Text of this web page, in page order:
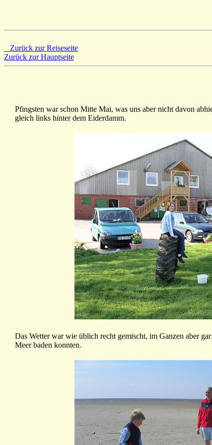
Zurück zur Reiseseite
Zurück zur Hauptseite
Pfingsten war schon Mitte Mai, was uns aber nicht davon
gleich links hinter dem Eiderdamm.
Das Wetter war wie üblich recht gemischt, im Ganzen aber
Meer baden konnten.